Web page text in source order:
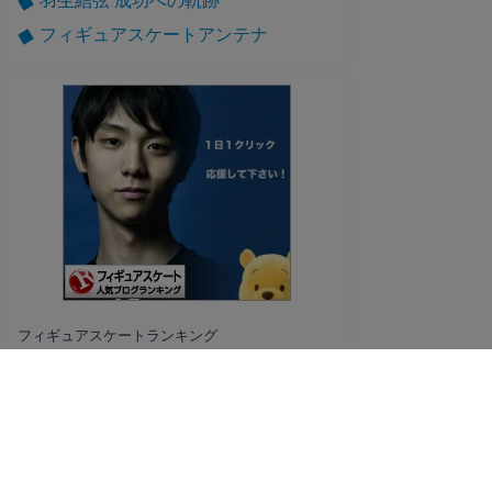
フィギュアスケートアンテナ
フィギュアスケートランキング